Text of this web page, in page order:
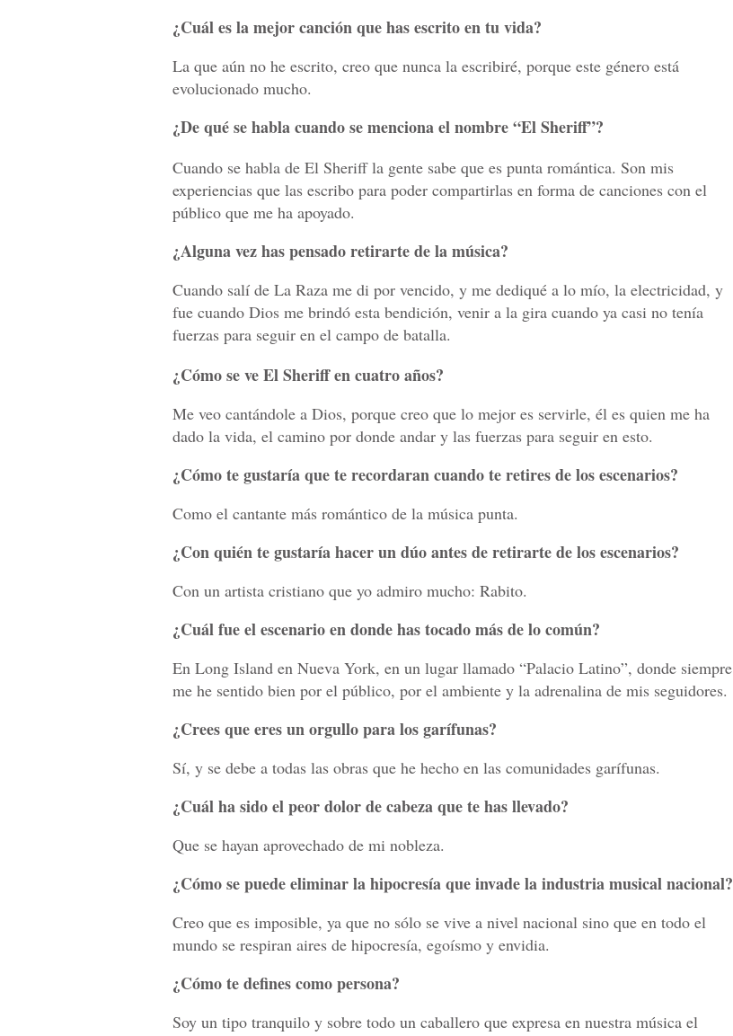
¿Cuál es la mejor canción que has escrito en tu vida?
La que aún no he escrito, creo que nunca la escribiré, porque este género está
evolucionado mucho.
¿De qué se habla cuando se menciona el nombre “El Sheriff”?
Cuando se habla de El Sheriff la gente sabe que es punta romántica. Son mis
experiencias que las escribo para poder compartirlas en forma de canciones con el
público que me ha apoyado.
¿Alguna vez has pensado retirarte de la música?
Cuando salí de La Raza me di por vencido, y me dediqué a lo mío, la electricidad, y
fue cuando Dios me brindó esta bendición, venir a la gira cuando ya casi no tenía
fuerzas para seguir en el campo de batalla.
¿Cómo se ve El Sheriff en cuatro años?
Me veo cantándole a Dios, porque creo que lo mejor es servirle, él es quien me ha
dado la vida, el camino por donde andar y las fuerzas para seguir en esto.
¿Cómo te gustaría que te recordaran cuando te retires de los escenarios?
Como el cantante más romántico de la música punta.
¿Con quién te gustaría hacer un dúo antes de retirarte de los escenarios?
Con un artista cristiano que yo admiro mucho: Rabito.
¿Cuál fue el escenario en donde has tocado más de lo común?
En Long Island en Nueva York, en un lugar llamado “Palacio Latino”, donde siempre
me he sentido bien por el público, por el ambiente y la adrenalina de mis seguidores.
¿Crees que eres un orgullo para los garífunas?
Sí, y se debe a todas las obras que he hecho en las comunidades garífunas.
¿Cuál ha sido el peor dolor de cabeza que te has llevado?
Que se hayan aprovechado de mi nobleza.
¿Cómo se puede eliminar la hipocresía que invade la industria musical nacional?
Creo que es imposible, ya que no sólo se vive a nivel nacional sino que en todo el
mundo se respiran aires de hipocresía, egoísmo y envidia.
¿Cómo te defines como persona?
Soy un tipo tranquilo y sobre todo un caballero que expresa en nuestra música el